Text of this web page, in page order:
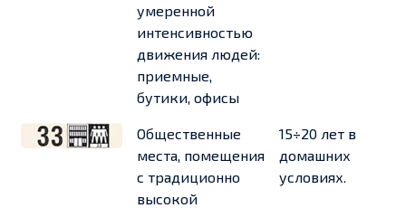
умеренной
интенсивностью
движения людей:
приемные,
бутики, офисы
Общественные
места, помещения
с традиционно
высокой
15÷20 лет в
домашних
условиях.